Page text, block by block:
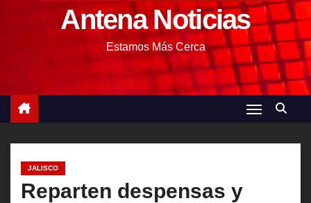
Antena Noticias
Estamos Más Cerca
JALISCO
Reparten despensas y